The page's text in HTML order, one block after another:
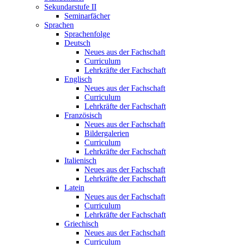
Sekundarstufe II
Seminarfächer
Sprachen
Sprachenfolge
Deutsch
Neues aus der Fachschaft
Curriculum
Lehrkräfte der Fachschaft
Englisch
Neues aus der Fachschaft
Curriculum
Lehrkräfte der Fachschaft
Französisch
Neues aus der Fachschaft
Bildergalerien
Curriculum
Lehrkräfte der Fachschaft
Italienisch
Neues aus der Fachschaft
Lehrkräfte der Fachschaft
Latein
Neues aus der Fachschaft
Curriculum
Lehrkräfte der Fachschaft
Griechisch
Neues aus der Fachschaft
Curriculum